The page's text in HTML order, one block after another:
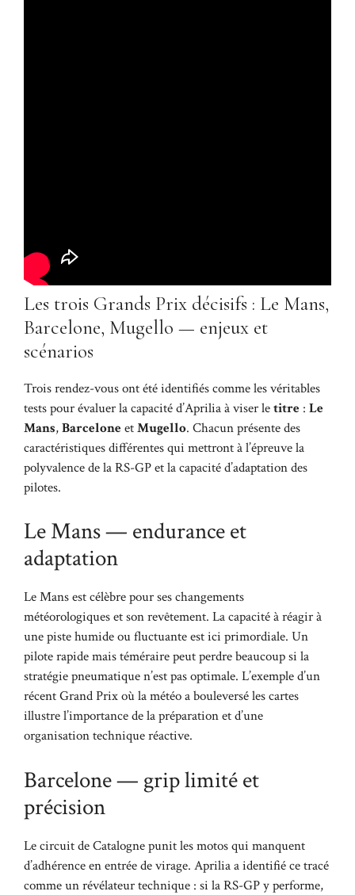
Les trois Grands Prix décisifs : Le Mans,
Barcelone, Mugello — enjeux et
scénarios
Trois rendez-vous ont été identifiés comme les véritables
tests pour évaluer la capacité d’Aprilia à viser letitre : Le
Mans,BarceloneetMugello. Chacun présente des
caractéristiques différentes qui mettront à l’épreuve la
polyvalence de la RS-GP et la capacité d’adaptation des
pilotes.
Le Mans — endurance et
adaptation
Le Mans est célèbre pour ses changements
météorologiques et son revêtement. La capacité à réagir à
une piste humide ou fluctuante est ici primordiale. Un
pilote rapide mais téméraire peut perdre beaucoup si la
stratégie pneumatique n’est pas optimale. L’exemple d’un
récent Grand Prix où la météo a bouleversé les cartes
illustre l’importance de la préparation et d’une
organisation technique réactive.
Barcelone — grip limité et
précision
Le circuit de Catalogne punit les motos qui manquent
d’adhérence en entrée de virage. Aprilia a identifié ce tracé
comme un révélateur technique : si la RS-GP y performe,